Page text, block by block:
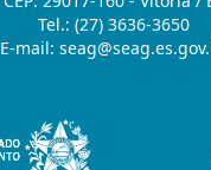
Tel.: (27) 3636-3650
E-mail: